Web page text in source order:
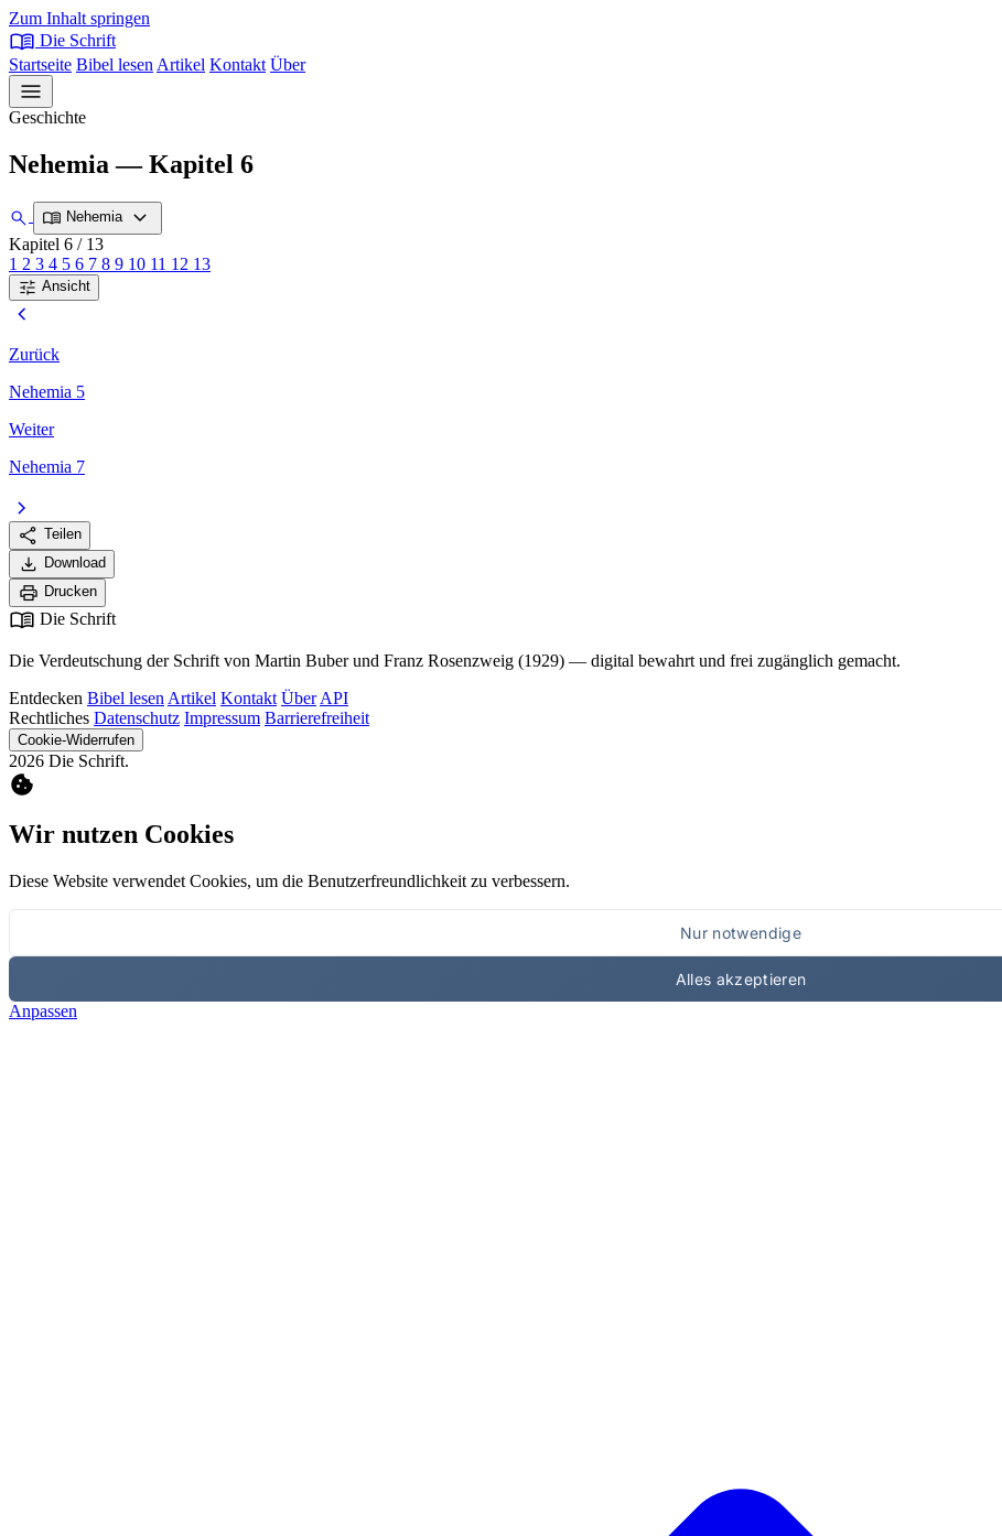
Zum Inhalt springen
menu_book Die Schrift
Startseite Bibel lesen Artikel Kontakt Über
menu
Geschichte
Nehemia — Kapitel 6
search menu_book Nehemia expand_more
Kapitel 6 / 13
1 2 3 4 5 6 7 8 9 10 11 12 13
tune Ansicht
chevron_left
Zurück
Nehemia 5
Weiter
Nehemia 7
chevron_right
share Teilen
download Download
print Drucken
menu_book Die Schrift
Die Verdeutschung der Schrift von Martin Buber und Franz Rosenzweig (1929) — digital bewahrt und frei zugänglich gemacht.
Entdecken Bibel lesen Artikel Kontakt Über API
Rechtliches Datenschutz Impressum Barrierefreiheit
Cookie-Widerrufen
2026 Die Schrift.
cookie
Wir nutzen Cookies
Diese Website verwendet Cookies, um die Benutzerfreundlichkeit zu verbessern.
Nur notwendige
Alles akzeptieren
Anpassen